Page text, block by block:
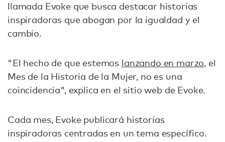
llamada Evoke que busca destacar historias
inspiradoras que abogan por la igualdad y el
cambio.
"El hecho de que estemos lanzando en marzo, el
Mes de la Historia de la Mujer, no es una
coincidencia", explica en el sitio web de Evoke.
Cada mes, Evoke publicará historias
inspiradoras centradas en un tema específico.